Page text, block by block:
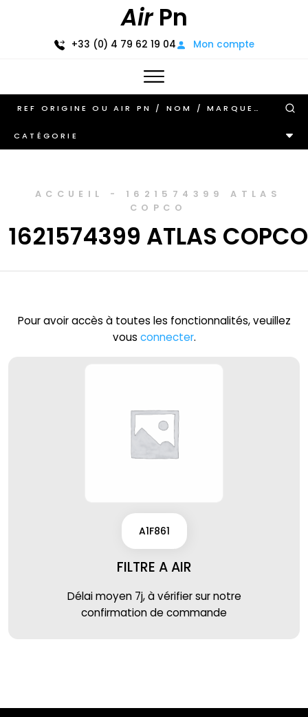
AirPn
+33 (0) 4 79 62 19 04 Mon compte
CATÉGORIE
ACCUEIL - 1621574399 ATLAS
COPCO
1621574399 ATLAS COPCO
Pour avoir accès à toutes les fonctionnalités, veuillez
vous connecter.
A1F861
FILTRE A AIR
Délai moyen 7j, à vérifier sur notre
confirmation de commande